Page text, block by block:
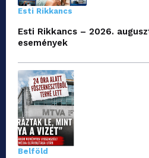
Esti Rikkancs
Esti Rikkancs – 2026.
események
Belföld